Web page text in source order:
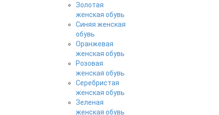
Золотая
женская обувь
Синяя женская
обувь
Оранжевая
женская обувь
Розовая
женская обувь
Серебристая
женская обувь
Зеленая
женская обувь